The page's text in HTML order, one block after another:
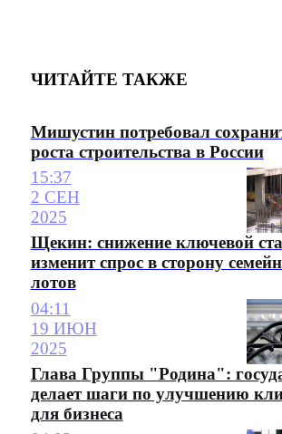
ЧИТАЙТЕ ТАКЖЕ
Мишустин потребовал
роста строительства в России
15:37
2 СЕН
2025
Щекин: снижение ключевой
изменит спрос в сторону
лотов
04:11
19 ИЮН
2025
Глава Группы "Родина":
делает шаги по улучшению
для бизнеса